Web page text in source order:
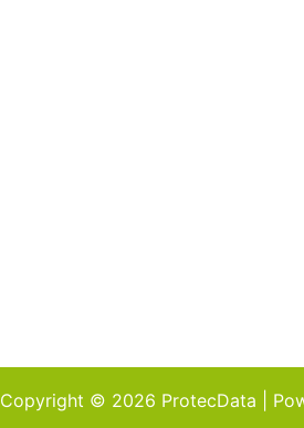
Copyright © 2026 ProtecData |